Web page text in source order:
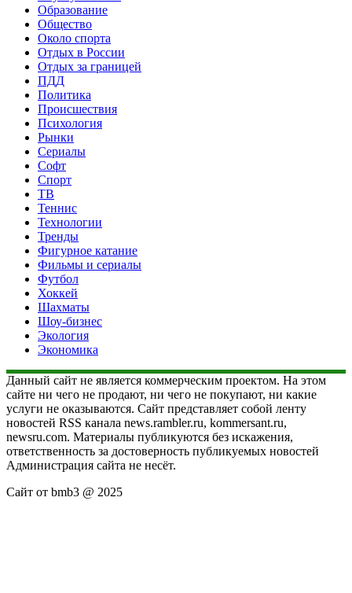
Образование
Общество
Около спорта
Отдых в России
Отдых за границей
ПДД
Политика
Происшествия
Психология
Рынки
Сериалы
Софт
Спорт
ТВ
Теннис
Технологии
Тренды
Фигурное катание
Фильмы и сериалы
Футбол
Хоккей
Шахматы
Шоу-бизнес
Экология
Экономика
Данный сайт не является коммерческим проектом. На этом
сайте ни чего не продают, ни чего не покупают, ни какие
услуги не оказываются. Сайт представляет собой ленту
новостей RSS канала news.rambler.ru, kommersant.ru,
newsru.com. Материалы публикуются без искажения,
ответственность за достоверность публикуемых новостей
Администрация сайта не несёт.
Сайт от bmb3 @ 2025